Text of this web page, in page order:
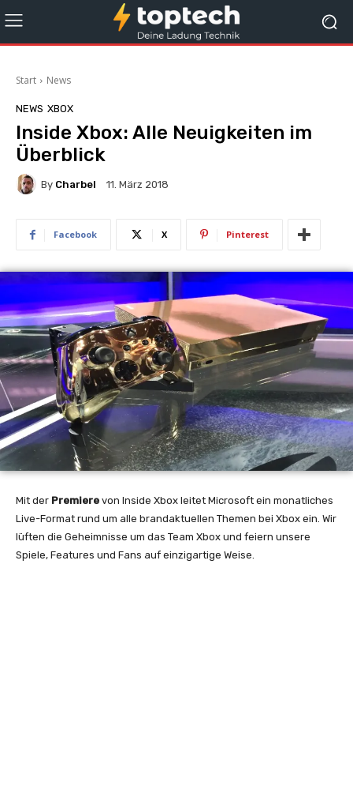
Start News
NEWS XBOX
Inside Xbox: Alle Neuigkeiten im
Überblick
By Charbel 11. März 2018
Facebook X Pinterest
Mit der Premiere von Inside Xbox leitet Microsoft ein monatliches
Live-Format rund um alle brandaktuellen Themen bei Xbox ein. Wir
lüften die Geheimnisse um das Team Xbox und feiern unsere
Spiele, Features und Fans auf einzigartige Weise.